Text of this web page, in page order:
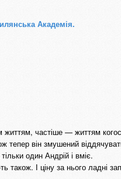
Академія.
життям, частіше — життям
він змушений
один Андрій і вміє.
І ціну за нього ладні